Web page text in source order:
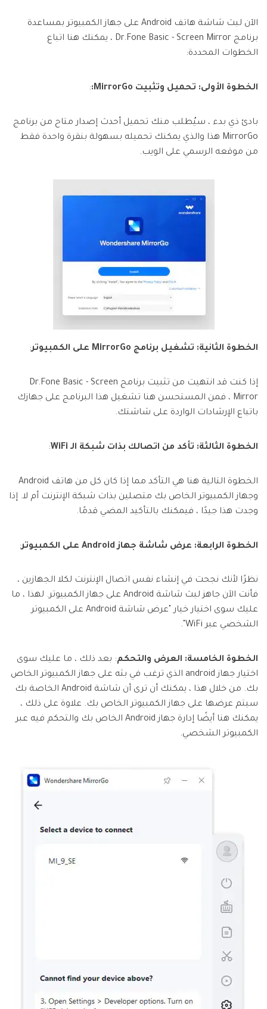
الآن لبث شاشة هاتف Android على جهاز الكمبيوتر بمساعدة
برنامج Dr.Fone Basic - Screen Mirror ، يمكنك هنا اتباع
الخطوات المحددة:
الخطوة الأولى: تحميل وتثبيت MirrorGo: :
بادئ ذي بدء ، سيُطلب منك تحميل أحدث إصدار متاح من برنامج
MirrorGo هذا والذي يمكنك تحميله بسهولة بنقرة واحدة فقط
من موقعه الرسمي على الويب.
الخطوة الثانية: تشغيل برنامج MirrorGo على الكمبيوتر :
إذا كنت قد انتهيت من تثبيت برنامج Dr.Fone Basic - Screen
Mirror ، فمن المستحسن هنا تشغيل هذا البرنامج على جهازك
باتباع الإرشادات الواردة على شاشتك.
الخطوة الثالثة: تأكد من اتصالك بذات شبكة الـ WiFi :
الخطوة التالية هنا هي التأكد مما إذا كان كل من هاتف Android
وجهاز الكمبيوتر الخاص بك متصلين بذات شبكة الإنترنت أم لا. إذا
وجدت هذا جيدًا ، فيمكنك بالتأكيد المضي قدمًا.
الخطوة الرابعة: عرض شاشة جهاز Android على الكمبيوتر :
نظرًا لأنك نجحت في إنشاء نفس اتصال الإنترنت لكلا الجهازين ،
فأنت الآن جاهز لبث شاشة Android على جهاز الكمبيوتر. لهذا ، ما
عليك سوى اختيار خيار "عرض شاشة Android على الكمبيوتر
الشخصي عبر WiFi".
الخطوة الخامسة: العرض والتحكم: بعد ذلك ، ما عليك سوى
اختيار جهاز android الذي ترغب في بثه على جهاز الكمبيوتر الخاص
بك. من خلال هذا ، يمكنك أن ترى أن شاشة Android الخاصة بك
سيتم عرضها على جهاز الكمبيوتر الخاص بك. علاوة على ذلك ،
يمكنك هنا أيضًا إدارة جهاز Android الخاص بك والتحكم فيه عبر
الكمبيوتر الشخصي.